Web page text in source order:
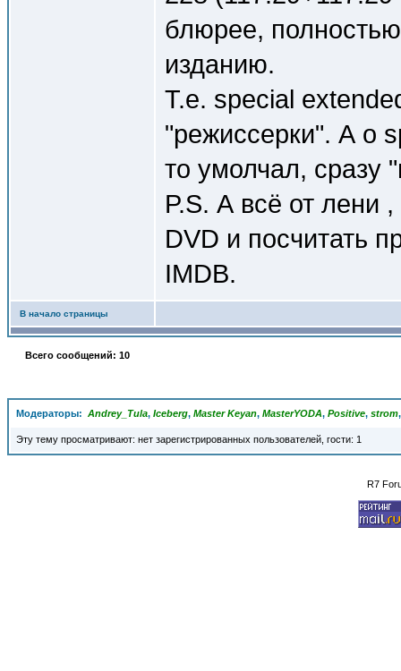
блюрее, полностью
изданию.
Т.е. special
"режиссерки". А о
то умолчал, сразу
P.S. А всё от лени
DVD и посчитать
IMDB.
В начало страницы
Всего сообщений: 10
Модераторы: Andrey_Tula, Iceberg, Master Keyan, MasterYODA, Positive, strom
Эту тему просматривают: нет зарегистрированных пользователей, гости: 1
R7